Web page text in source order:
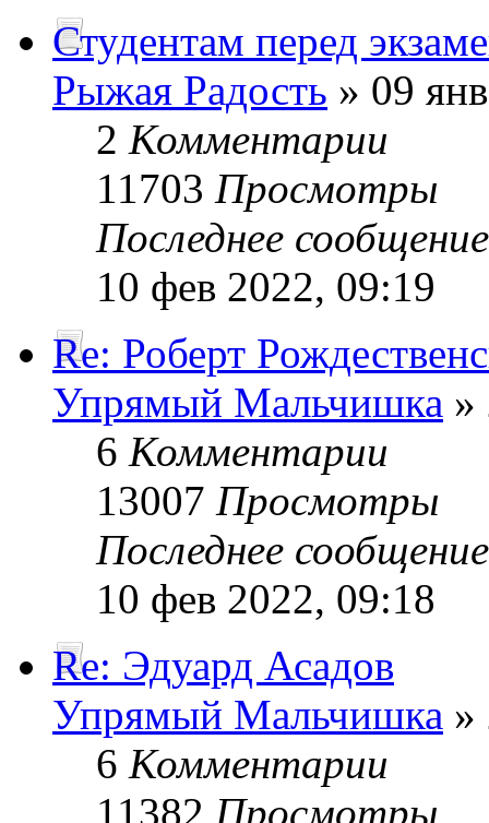
Студентам перед
Рыжая Радость » 09
2 Комментарии
11703 Просмотры
Последнее
10 фев 2022, 09:19
Re: Роберт
Упрямый Мальчишка »
6 Комментарии
13007 Просмотры
Последнее
10 фев 2022, 09:18
Re: Эдуард Асадов
Упрямый Мальчишка »
6 Комментарии
11382 Просмотры